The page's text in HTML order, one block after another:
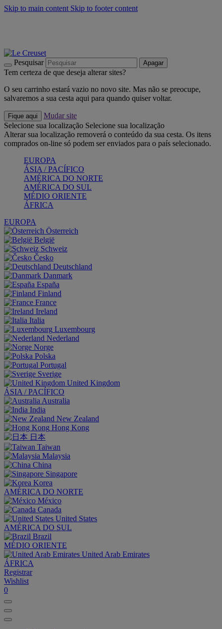
Skip to main content Skip to footer content
Pesquisar Apagar
Tem certeza de que deseja alterar sites?
O seu carrinho estará vazio no novo site. Mas não se preocupe,
salvaremos a sua cesta aqui para quando quiser voltar.
Fique aqui
Mudar site
Selecione sua localização Selecione sua localização
Alterar sua localização removerá o conteúdo da sua cesta. Os itens
comprados on-line só podem ser enviados para o país selecionado.
EUROPA
ÁSIA / PACÍFICO
AMÉRICA DO NORTE
AMÉRICA DO SUL
MÉDIO ORIENTE
ÁFRICA
EUROPA
Österreich
België
Schweiz
Česko
Deutschland
Danmark
España
Finland
France
Ireland
Italia
Luxembourg
Nederland
Norge
Polska
Portugal
Sverige
United Kingdom
ÁSIA / PACÍFICO
Australia
India
New Zealand
Hong Kong
日本
Taiwan
Malaysia
China
Singapore
Korea
AMÉRICA DO NORTE
México
Canada
United States
AMÉRICA DO SUL
Brazil
MÉDIO ORIENTE
United Arab Emirates
ÁFRICA
Registrar
Wishlist
0